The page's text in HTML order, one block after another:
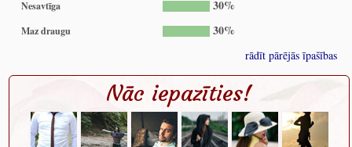
Nesavtīga 30%
Maz draugu 30%
rādīt pārējās īpašības
Nāc iepazīties!